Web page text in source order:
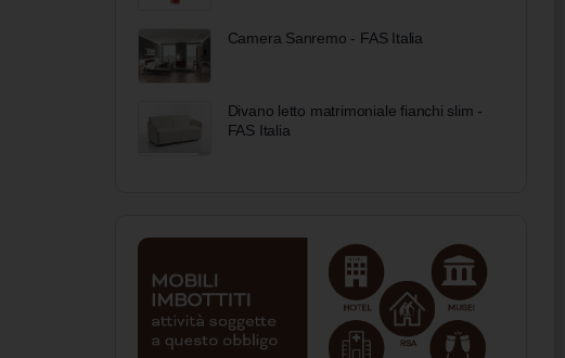
Camera Sanremo - FAS Italia
Divano letto matrimoniale fianchi slim -
FAS Italia